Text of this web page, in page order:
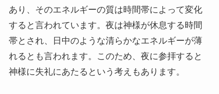
あり、そのエネルギーの質は時間帯によって変化
すると言われています。夜は神様が休息する時間
帯とされ、日中のような清らかなエネルギーが薄
れるとも言われます。このため、夜に参拝すると
神様に失礼にあたるという考えもあります。